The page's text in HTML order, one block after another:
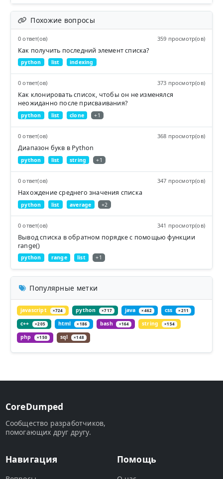
Похожие вопросы
0 ответ(ов) 359 просмотр(ов)
Как получить последний элемент списка?
python list indexing
0 ответ(ов) 373 просмотр(ов)
Как клонировать список, чтобы он не изменялся
неожиданно после присваивания?
python list clone +1
0 ответ(ов) 368 просмотр(ов)
Диапазон букв в Python
python list string +1
0 ответ(ов) 347 просмотр(ов)
Нахождение среднего значения списка
python list average +2
0 ответ(ов) 341 просмотр(ов)
Вывод списка в обратном порядке с помощью функции
range()
python range list +1
Популярные метки
javascript ×724 python ×717 java ×462 css ×211
c++ ×205 html ×186 bash ×164 string ×154
php ×150 sql ×148
CoreDumped
Сообщество разработчиков,
помогающих друг другу.
Навигация Помощь